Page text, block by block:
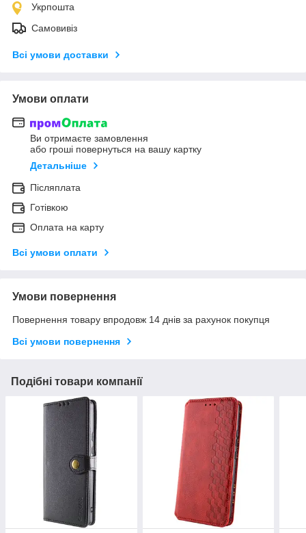
Укрпошта
Самовивіз
Всі умови доставки
Умови оплати
Ви отримаєте замовлення
або гроші повернуться на вашу картку
Детальніше
Післяплата
Готівкою
Оплата на карту
Всі умови оплати
Умови повернення
Повернення товару впродовж 14 днів за рахунок покупця
Всі умови повернення
Подібні товари компанії